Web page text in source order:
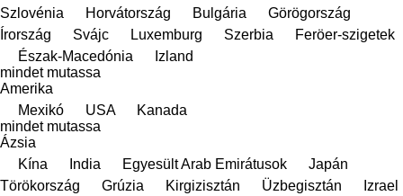
Szlovénia
Horvátország Bulgária
Görögország
Írország
Svájc Luxemburg Szerbia
Feröer-szigetek
Észak-Macedónia
Izland
mindet mutassa
Amerika
Mexikó
USA
Kanada
mindet mutassa
Ázsia
Kína
India Egyesült Arab Emirátusok
Japán
Törökország
Grúzia Kirgizisztán Üzbegisztán
Izrael